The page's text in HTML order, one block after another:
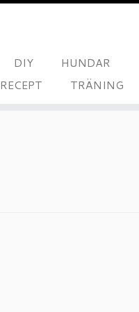
DIY HUNDAR
RECEPT TRÄNING